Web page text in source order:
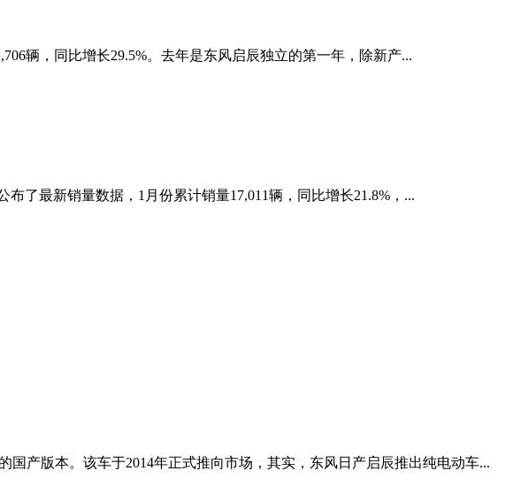
辆，同比增长29.5%。去年是东风启辰独立的第一年，除新产...
了最新销量数据，1月份累计销量17,011辆，同比增长21.8%，...
产版本。该车于2014年正式推向市场，其实，东风日产启辰推出纯电动车...